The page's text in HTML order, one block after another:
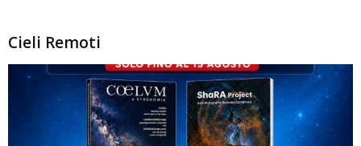
Cieli Remoti